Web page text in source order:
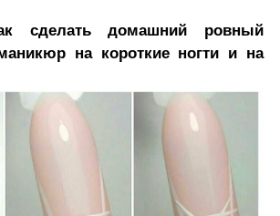
сделать домашний ровный
на короткие ногти и на